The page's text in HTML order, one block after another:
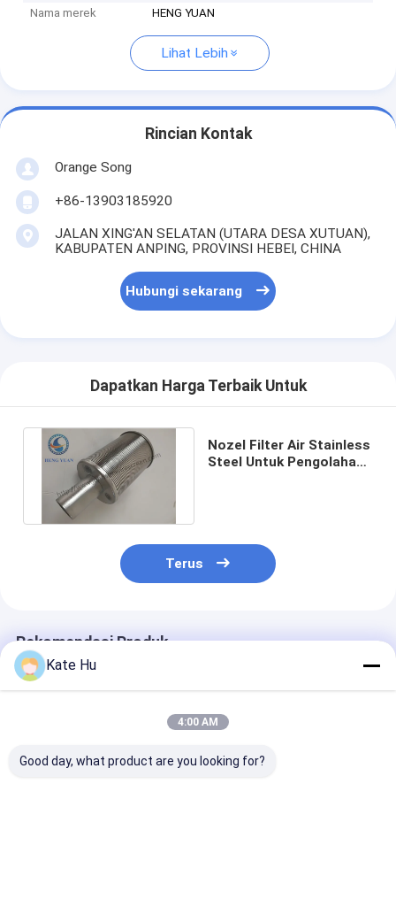
Nama merek HENG YUAN
Lihat Lebih
Rincian Kontak
Orange Song
+86-13903185920
JALAN XING'AN SELATAN (UTARA DESA XUTUAN),
KABUPATEN ANPING, PROVINSI HEBEI, CHINA
Hubungi sekarang
Dapatkan Harga Terbaik Untuk
Nozel Filter Air Stainless
Steel Untuk Pengolahan
Terus
Rekomendasi Produk
Kate Hu
4:00 AM
Good day, what product are you looking for?